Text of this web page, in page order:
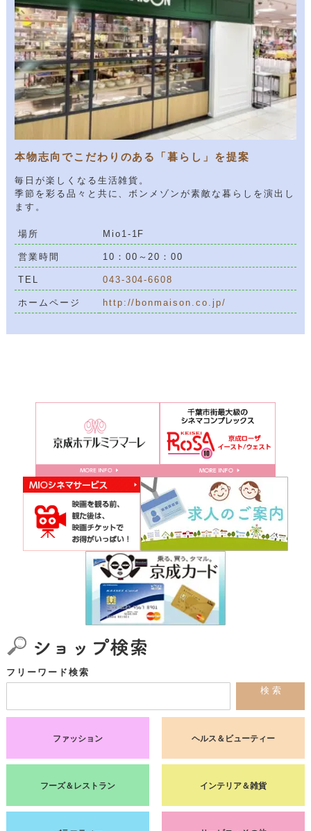
本物志向でこだわりのある「暮らし」を提案
毎日が楽しくなる生活雑貨。
季節を彩る品々と共に、ボンメゾンが素敵な暮らしを演出し
ます。
場所 Mio1-1F
営業時間 10：00～20：00
TEL 043-304-6608
ホームページ http://bonmaison.co.jp/
フリーワード検索
検 索
ファッション ヘルス＆ビューティー
フーズ＆レストラン インテリア＆雑貨